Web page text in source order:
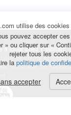
à louer chez l'habitant
pour de courts et longs
un stage, un
utilise des
pouvez accepter
» ou cliquer sur «
rejeter tous les
la politique de
accepter